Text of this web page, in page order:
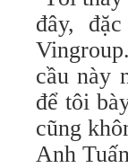
đây,
cầu này
để tôi
cũng
Anh